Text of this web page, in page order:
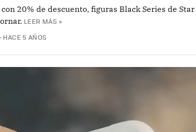
20% de descuento, figuras Black Series de
LEER MÁS »
HACE 5 AÑOS